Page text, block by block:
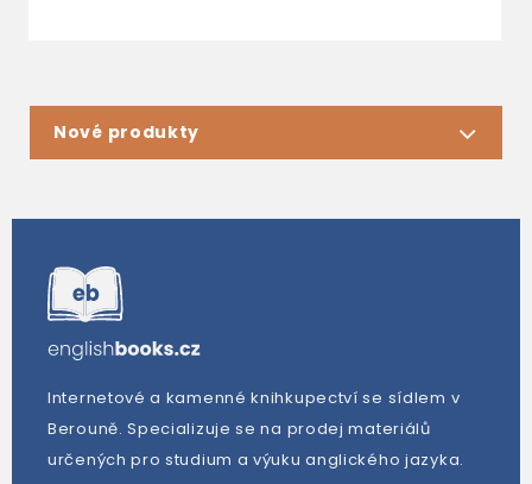
Nové produkty
Internetové a kamenné knihkupectví se sídlem v
Berouně. Specializuje se na prodej materiálů
určených pro studium a výuku anglického jazyka.